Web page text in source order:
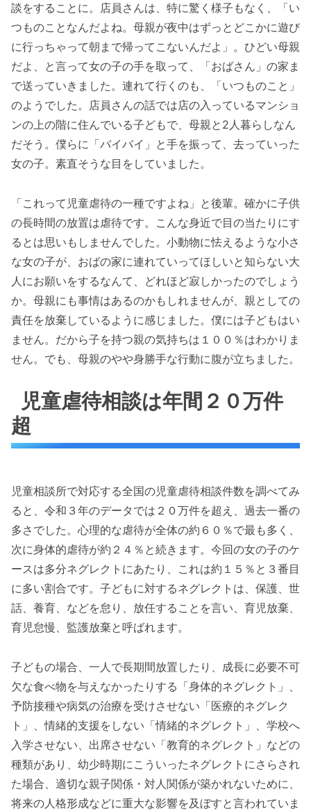
談をすることに。店員さんは、特に驚く様子もなく、「い
つものことなんだよね。母親が夜中はずっとどこかに遊び
に行っちゃって朝まで帰ってこないんだよ」。ひどい母親
だよ、と言って女の子の手を取って、「おばさん」の家ま
で送っていきました。連れて行くのも、「いつものこと」
のようでした。店員さんの話では店の入っているマンショ
ンの上の階に住んでいる子どもで、母親と2人暮らしなん
だそう。僕らに「バイバイ」と手を振って、去っていった
女の子。素直そうな目をしていました。
「これって児童虐待の一種ですよね」と後輩。確かに子供
の長時間の放置は虐待です。こんな身近で目の当たりにす
るとは思いもしませんでした。小動物に怯えるような小さ
な女の子が、おばの家に連れていってほしいと知らない大
人にお願いをするなんて、どれほど寂しかったのでしょう
か。母親にも事情はあるのかもしれませんが、親としての
責任を放棄しているように感じました。僕には子どもはい
ません。だから子を持つ親の気持ちは１００％はわかりま
せん。でも、母親のやや身勝手な行動に腹が立ちました。
児童虐待相談は年間２０万件
超
児童相談所で対応する全国の児童虐待相談件数を調べてみ
ると、令和３年のデータでは２０万件を超え、過去一番の
多さでした。心理的な虐待が全体の約６０％で最も多く、
次に身体的虐待が約２４％と続きます。今回の女の子のケ
ースは多分ネグレクトにあたり、これは約１５％と３番目
に多い割合です。子どもに対するネグレクトは、保護、世
話、養育、などを怠り、放任することを言い、育児放棄、
育児怠慢、監護放棄と呼ばれます。
子どもの場合、一人で長期間放置したり、成長に必要不可
欠な食べ物を与えなかったりする「身体的ネグレクト」、
予防接種や病気の治療を受けさせない「医療的ネグレク
ト」、情緒的支援をしない「情緒的ネグレクト」、学校へ
入学させない、出席させない「教育的ネグレクト」などの
種類があり、幼少時期にこういったネグレクトにさらされ
た場合、適切な親子関係・対人関係が築かれないために、
将来の人格形成などに重大な影響を及ぼすと言われていま